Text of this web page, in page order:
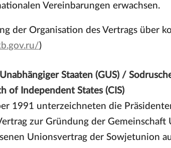
Vereinbarungen erwachsen.
der Organisation des Vertrags über
)
Staaten (GUS) /
of Independent States (CIS)
1991 unterzeichneten die
zur Gründung der Gemeinschaft
Unionsvertrag der Sowjetunion